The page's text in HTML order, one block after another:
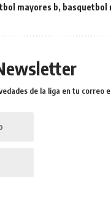
mayores b, basquetbol
de la liga en tu correo